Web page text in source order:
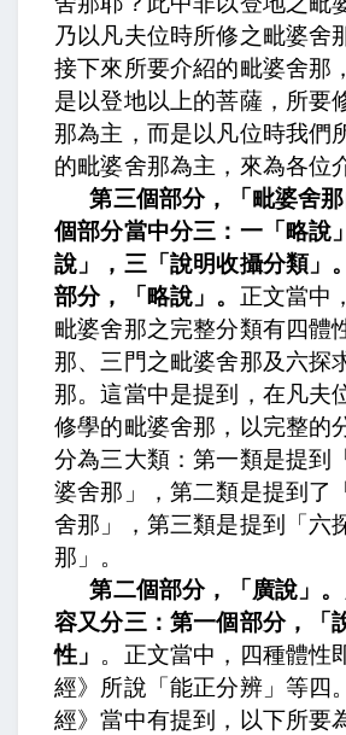
乃以凡夫位時所修之毗婆舍
接下來所要介紹的毗婆舍那
是以登地以上的菩薩，所要
那為主，而是以凡位時我們
的毗婆舍那為主，來為各位
第三個部分，「毗婆舍
個部分當中分三：一「略說
說」，三「說明收攝分類」
部分，「略說」。 正文當中，
毗婆舍那之完整分類有四體
那、三門之毗婆舍那及六探
那。這當中是提到，在凡夫
修學的毗婆舍那，以完整的
分為三大類：第一類是提到
婆舍那」，第二類是提到了
舍那」，第三類是提到「六
那」。
第二個部分，「廣說」
容又分三：第一個部分，「
性」 。正文當中， 四種體性
經》所說「能正分辨」等四。
經》當中有提到，以下所要